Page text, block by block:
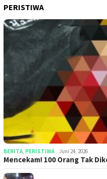
PERISTIWA
BERITA PERISTIWA Juni 24, 2026
Mencekam! 100 Orang Tak